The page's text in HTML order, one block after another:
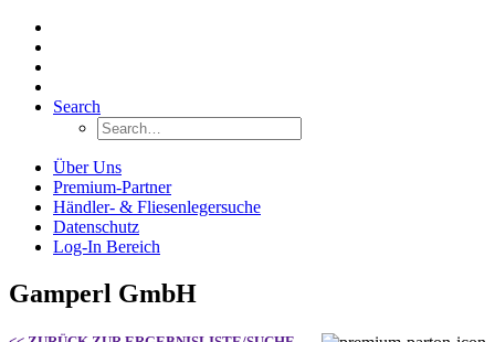
Search
Über Uns
Premium-Partner
Händler- & Fliesenlegersuche
Datenschutz
Log-In Bereich
Gamperl GmbH